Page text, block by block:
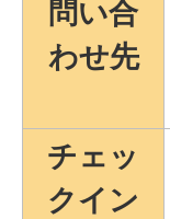
問い合
わせ先
チェッ
クイン